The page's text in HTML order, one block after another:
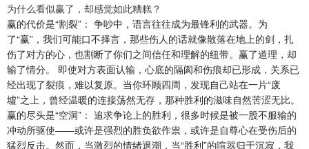
为什么看似赢了，却感觉如此糟糕？
赢的代价是“割裂”： 争吵中，语言往往成为最锋利的武器。为
了“赢”，我们可能口不择言，那些伤人的话就像散落在地上的剑，扎
伤了对方的心，也割断了你们之间信任和理解的纽带。赢了道理，却
输了情分。 即使对方表面认输，心底的隔阂和伤痕却已形成，关系已
经出现了裂痕，难以复原。当你环顾四周，发现自己站在一片“废
墟”之上，曾经温暖的连接荡然无存，那种胜利的滋味自然苦涩无比。
赢的尽头是“空洞”： 追求争论上的胜利，很多时候是被一股不服输的
冲动所驱使——或许是强烈的胜负欲作祟，或许是自尊心在受伤后的
猛烈反击。然而，当激烈的情绪退潮，当“胜利”的喧嚣归于沉寂，我